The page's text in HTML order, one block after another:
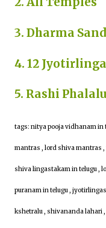
3. Dharma
4. 12
5. Rashi Phalalu
tags: nitya pooja vidhanam in
mantras , lord shiva mantras
shiva lingastakam in telugu ,
puranam in telugu ,
kshetralu , shivananda lahari